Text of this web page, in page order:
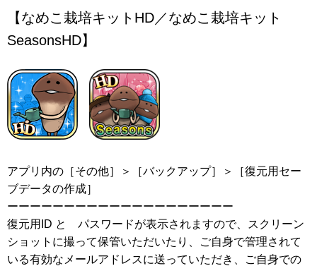
【なめこ栽培キットHD／なめこ栽培キット
SeasonsHD】
アプリ内の［その他］＞［バックアップ］＞［復元用セー
ブデータの作成］
ーーーーーーーーーーーーーーーーーーーー
復元用ID と パスワードが表示されますので、スクリーン
ショットに撮って保管いただいたり、ご自身で管理されて
いる有効なメールアドレスに送っていただき、ご自身での